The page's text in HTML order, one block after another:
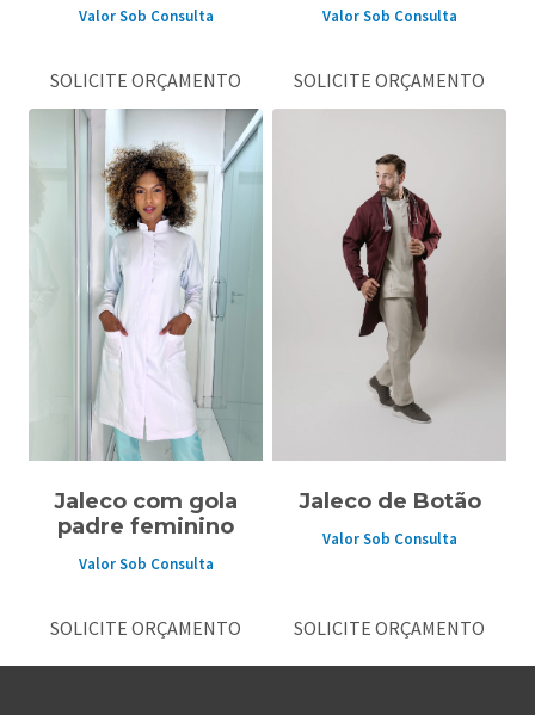
Valor Sob Consulta
SOLICITE ORÇAMENTO
Valor Sob Consulta
SOLICITE ORÇAMENTO
Jaleco com gola
padre feminino
Valor Sob Consulta
SOLICITE ORÇAMENTO
Jaleco de Botão
Valor Sob Consulta
SOLICITE ORÇAMENTO